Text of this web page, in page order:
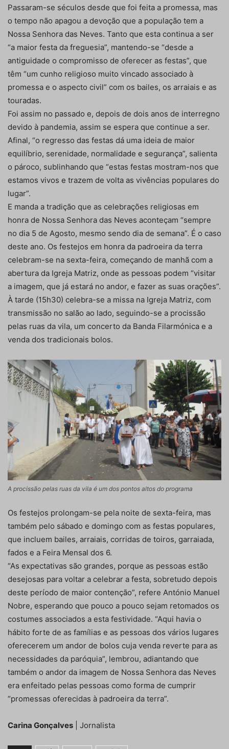
Passaram-se séculos desde que foi feita a promessa, mas
o tempo não apagou a devoção que a população tem a
Nossa Senhora das Neves. Tanto que esta continua a ser
“a maior festa da freguesia”, mantendo-se “desde a
antiguidade o compromisso de oferecer as festas”, que
têm “um cunho religioso muito vincado associado à
promessa e o aspecto civil” com os bailes, os arraiais e as
touradas.
Foi assim no passado e, depois de dois anos de interregno
devido à pandemia, assim se espera que continue a ser.
Afinal, “o regresso das festas dá uma ideia de maior
equilíbrio, serenidade, normalidade e segurança”, salienta
o pároco, sublinhando que “estas festas mostram-nos que
estamos vivos e trazem de volta as vivências populares do
lugar”.
E manda a tradição que as celebrações religiosas em
honra de Nossa Senhora das Neves aconteçam “sempre
no dia 5 de Agosto, mesmo sendo dia de semana”. É o caso
deste ano. Os festejos em honra da padroeira da terra
celebram-se na sexta-feira, começando de manhã com a
abertura da Igreja Matriz, onde as pessoas podem “visitar
a imagem, que já estará no andor, e fazer as suas orações”.
À tarde (15h30) celebra-se a missa na Igreja Matriz, com
transmissão no salão ao lado, seguindo-se a procissão
pelas ruas da vila, um concerto da Banda Filarmónica e a
venda dos tradicionais bolos.
A procissão pelas ruas da vila é um dos pontos altos do programa
Os festejos prolongam-se pela noite de sexta-feira, mas
também pelo sábado e domingo com as festas populares,
que incluem bailes, arraiais, corridas de toiros, garraiada,
fados e a Feira Mensal dos 6.
“As expectativas são grandes, porque as pessoas estão
desejosas para voltar a celebrar a festa, sobretudo depois
deste período de maior contenção”, refere António Manuel
Nobre, esperando que pouco a pouco sejam retomados os
costumes associados a esta festividade. “Aqui havia o
hábito forte de as famílias e as pessoas dos vários lugares
oferecerem um andor de bolos cuja venda reverte para as
necessidades da paróquia”, lembrou, adiantando que
também o andor da imagem de Nossa Senhora das Neves
era enfeitado pelas pessoas como forma de cumprir
“promessas oferecidas à padroeira da terra”.
Carina Gonçalves | Jornalista